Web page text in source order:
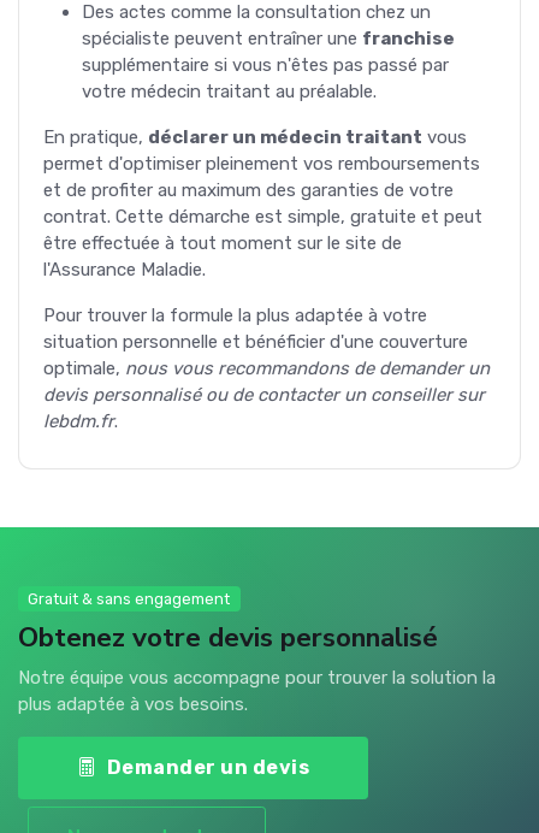
Des actes comme la consultation chez un
spécialiste peuvent entraîner une franchise
supplémentaire si vous n'êtes pas passé par
votre médecin traitant au préalable.
En pratique, déclarer un médecin traitant vous
permet d'optimiser pleinement vos remboursements
et de profiter au maximum des garanties de votre
contrat. Cette démarche est simple, gratuite et peut
être effectuée à tout moment sur le site de
l'Assurance Maladie.
Pour trouver la formule la plus adaptée à votre
situation personnelle et bénéficier d'une couverture
optimale, nous vous recommandons de demander un
devis personnalisé ou de contacter un conseiller sur
lebdm.fr.
Gratuit & sans engagement
Obtenez votre devis personnalisé
Notre équipe vous accompagne pour trouver la solution la
plus adaptée à vos besoins.
Demander un devis